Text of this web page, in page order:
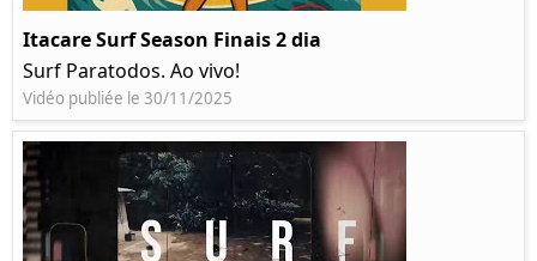
Itacare Surf Season Finais 2 dia
Surf Paratodos. Ao vivo!
Vidéo publiée le 30/11/2025